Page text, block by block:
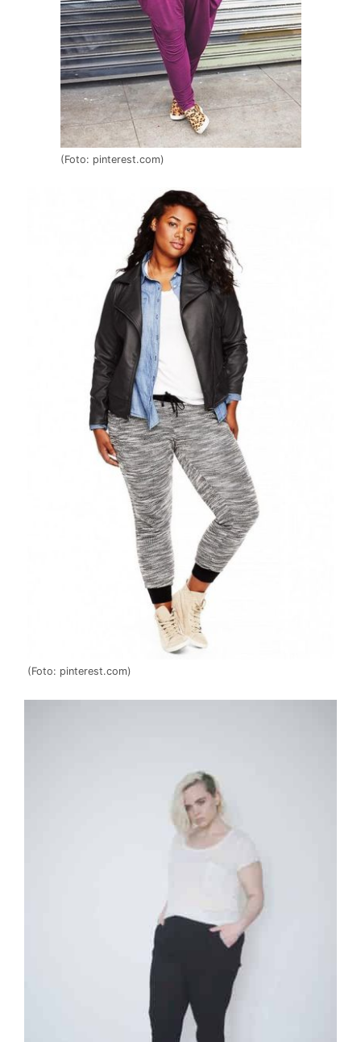
(Foto: pinterest.com)
(Foto: pinterest.com)